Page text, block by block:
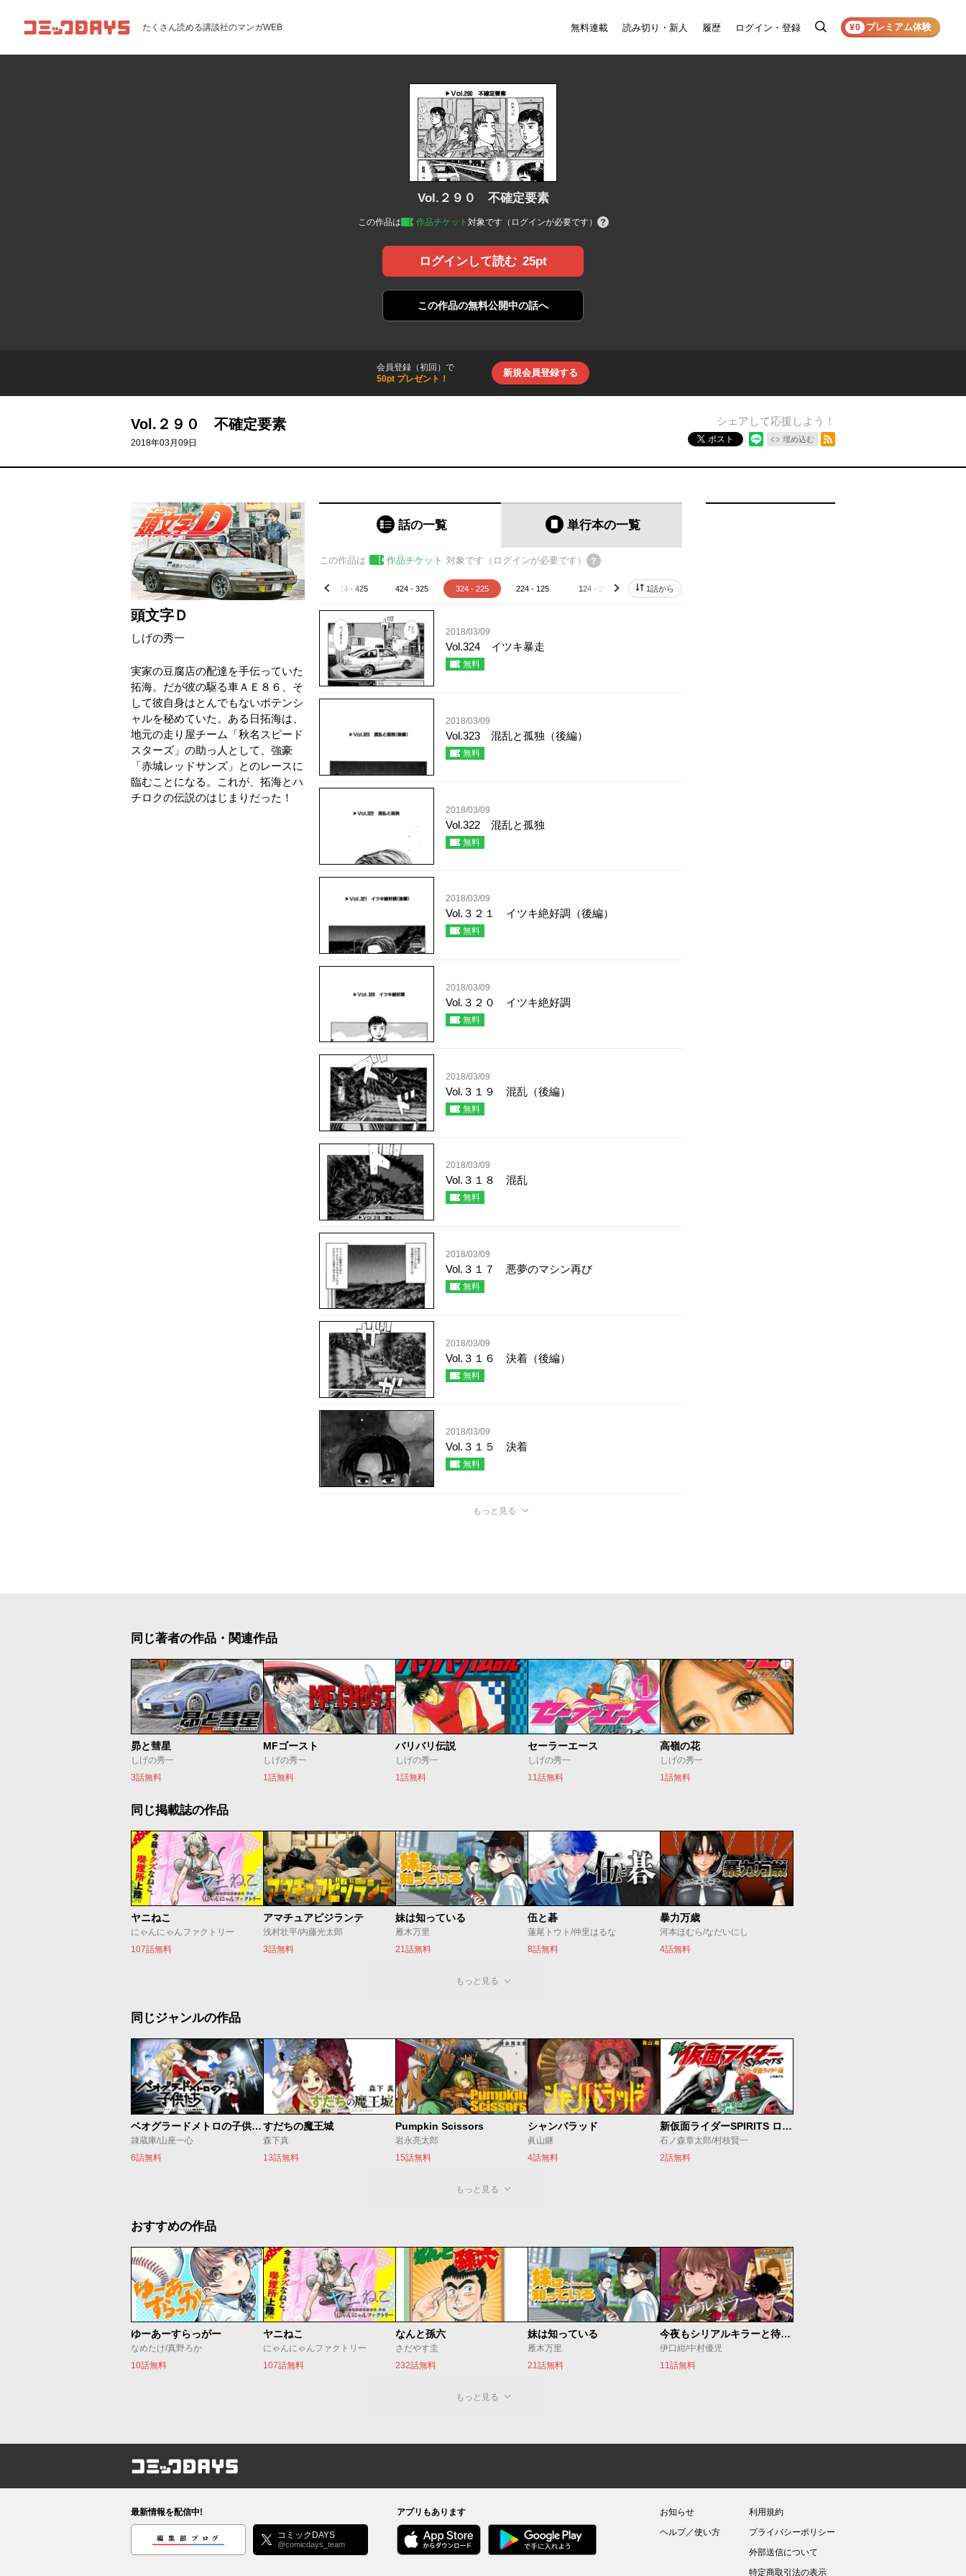
コミックDAYS たくさん読める講談社のマンガWEB 無料連載 読み切り・新人 履歴 ログイン・登録
検
¥0 プレミアム体験
Vol.２９０ 不確定要素
この作品は 作品チケット 対象です（ログインが必要です）
ログインして読む 25pt
この作品の無料公開中の話へ
会員登録（初回）で
50pt プレゼント！
新規会員登録する
Vol.２９０ 不確定要素
2018年03月09日
シェアして応援しよう！
ポスト 埋め込む
頭文字Ｄ
しげの秀一
実家の豆腐店の配達を手伝っていた
拓海。だが彼の駆る車ＡＥ８６、そ
して彼自身はとんでもないポテンシ
ャルを秘めていた。ある日拓海は、
地元の走り屋チーム「秋名スピード
スターズ」の助っ人として、強豪
「赤城レッドサンズ」とのレースに
臨むことになる。これが、拓海とハ
チロクの伝説のはじまりだった！
話の一覧 単行本の一覧
この作品は 作品チケット 対象です（ログインが必要です）
724 - 625 624 - 525 524 - 425 424 - 325 324 - 225 224 - 125 124 - 25 24 - 1
prev next 1話から
2018/03/09
Vol.324 イツキ暴走
無料
2018/03/09
Vol.323 混乱と孤独（後編）
無料
2018/03/09
Vol.322 混乱と孤独
無料
2018/03/09
Vol.３２１ イツキ絶好調（後編）
無料
2018/03/09
Vol.３２０ イツキ絶好調
無料
2018/03/09
Vol.３１９ 混乱（後編）
無料
2018/03/09
Vol.３１８ 混乱
無料
2018/03/09
Vol.３１７ 悪夢のマシン再び
無料
2018/03/09
Vol.３１６ 決着（後編）
無料
2018/03/09
Vol.３１５ 決着
無料
もっと見る
同じ著者の作品・関連作品
昴と彗星
しげの秀一
3話無料
MFゴースト
しげの秀一
1話無料
バリバリ伝説
しげの秀一
1話無料
セーラーエース
しげの秀一
11話無料
高嶺の花
しげの秀一
1話無料
同じ掲載誌の作品
ヤニねこ
にゃんにゃんファクトリー
107話無料
アマチュアビジランテ
浅村壮平/内藤光太郎
3話無料
妹は知っている
雁木万里
21話無料
伍と碁
蓮尾トウト/仲里はるな
8話無料
暴力万歳
河本ほむら/なだいにし
4話無料
もっと見る
同じジャンルの作品
ベオグラードメトロの子供たち
隷蔵庫/山座一心
6話無料
すだちの魔王城
森下真
13話無料
Pumpkin Scissors
岩永亮太郎
15話無料
シャンバラッド
眞山継
4話無料
新仮面ライダーSPIRITS ロンリー仮面ライダー編
石ノ森章太郎/村枝賢一
2話無料
もっと見る
おすすめの作品
ゆーあーすらっがー
なめたけ/真野ろか
10話無料
ヤニねこ
にゃんにゃんファクトリー
107話無料
なんと孫六
さだやす圭
232話無料
妹は知っている
雁木万里
21話無料
今夜もシリアルキラーと待ち合わせ
伊口紺/中村優児
11話無料
もっと見る
コミックDAYS
最新情報を配信中!
編集部ブログ コミックDAYS
@comicdays_team
アプリもあります
お知らせ
ヘルプ／使い方
利用規約
プライバシーポリシー
外部送信について
特定商取引法の表示